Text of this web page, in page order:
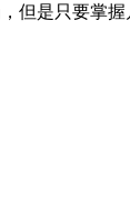
是只要掌